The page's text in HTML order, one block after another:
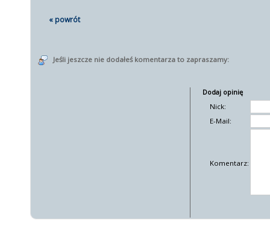
« powrót
Jeśli jeszcze nie dodałeś komentarza to zapraszamy:
Dodaj opinię
Nick:
E-Mail:
Komentarz: